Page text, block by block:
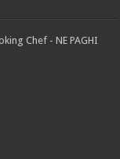
Chef - NE PAGHI